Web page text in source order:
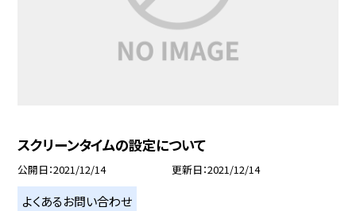
スクリーンタイムの設定について
公開日 2021/12/14 更新日 2021/12/14
よくあるお問い合わせ